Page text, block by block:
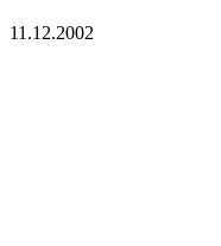
11.12.2002